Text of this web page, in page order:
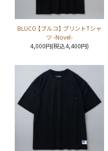
BLUCO 【ブルコ】 プリントTシャ
ツ -Novel-
4,000円(税込4,400円)